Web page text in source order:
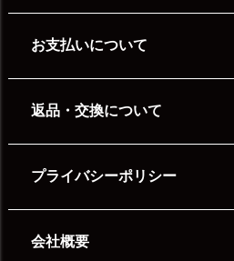
お支払いについて
返品・交換について
プライバシーポリシー
会社概要